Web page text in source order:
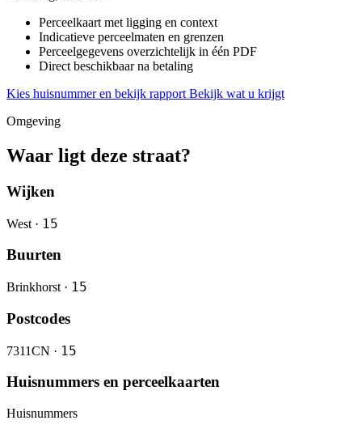
Perceelkaart met ligging en context
Indicatieve perceelmaten en grenzen
Perceelgegevens overzichtelijk in één PDF
Direct beschikbaar na betaling
Kies huisnummer en bekijk rapport Bekijk wat u krijgt
Omgeving
Waar ligt deze straat?
Wijken
West · 15
Buurten
Brinkhorst · 15
Postcodes
7311CN · 15
Huisnummers en perceelkaarten
Huisnummers